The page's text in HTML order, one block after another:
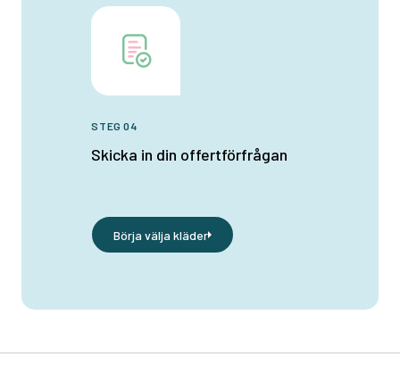
STEG 04
Skicka in din offertförfrågan
Börja välja kläder